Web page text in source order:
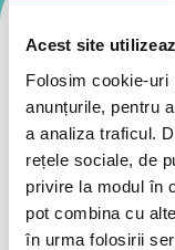
Acest site
Folosim cookie-uri
anunțurile, pentru
a analiza traficul.
rețele sociale, de
privire la modul în
pot combina cu
în urma folosirii
Schimbați
Rapide
Selectează